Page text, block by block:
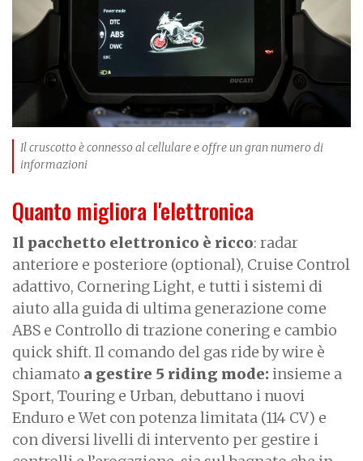
Il cruscotto è connesso al cellulare e offre un gran numero di
informazioni
Quanto migliora l'elettronica
Il pacchetto elettronico è ricco: radar
anteriore e posteriore (optional), Cruise Control
adattivo, Cornering Light, e tutti i sistemi di
aiuto alla guida di ultima generazione come
ABS e Controllo di trazione conering e cambio
quick shift. Il comando del gas ride by wire è
chiamato a gestire 5 riding mode: insieme a
Sport, Touring e Urban, debuttano i nuovi
Enduro e Wet con potenza limitata (114 CV) e
con diversi livelli di intervento per gestire i